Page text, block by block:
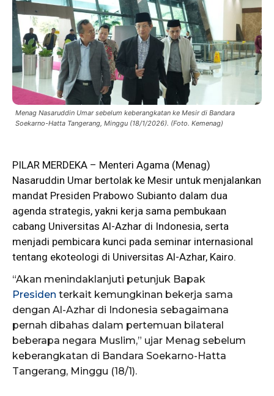
Menag Nasaruddin Umar sebelum keberangkatan ke Mesir di Bandara
Soekarno-Hatta Tangerang, Minggu (18/1/2026). (Foto. Kemenag)
PILAR MERDEKA – Menteri Agama (Menag)
Nasaruddin Umar bertolak ke Mesir untuk menjalankan
mandat Presiden Prabowo Subianto dalam dua
agenda strategis, yakni kerja sama pembukaan
cabang Universitas Al-Azhar di Indonesia, serta
menjadi pembicara kunci pada seminar internasional
tentang ekoteologi di Universitas Al-Azhar, Kairo.
“Akan menindaklanjuti petunjuk Bapak
Presiden terkait kemungkinan bekerja sama
dengan Al-Azhar di Indonesia sebagaimana
pernah dibahas dalam pertemuan bilateral
beberapa negara Muslim,” ujar Menag sebelum
keberangkatan di Bandara Soekarno-Hatta
Tangerang, Minggu (18/1).